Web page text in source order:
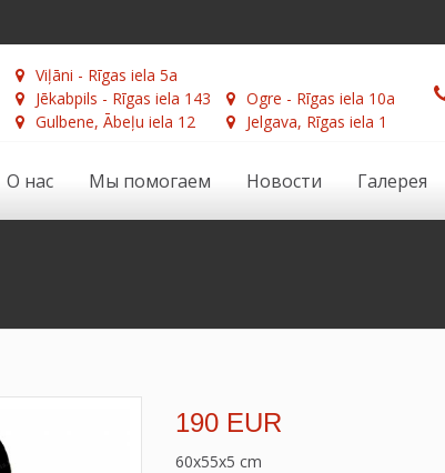
Viļāni - Rīgas iela 5a
Jēkabpils - Rīgas iela 143
Gulbene, Ābeļu iela 12
Ogre - Rīgas iela 10a
Jelgava, Rīgas iela 1
О нас Мы помогаем Новости Галерея
190 EUR
60x55x5 cm